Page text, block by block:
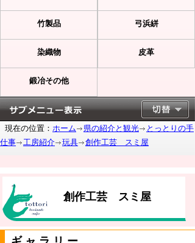
竹製品 弓浜絣
染織物 皮革
鍛冶その他
現在の位置： ホーム 県の紹介と観光
とっとりの手
仕事
工房紹介 玩具 創作工芸 スミ屋
創作工芸 スミ屋